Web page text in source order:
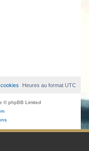
Heures au formatUTC
© phpBB Limited